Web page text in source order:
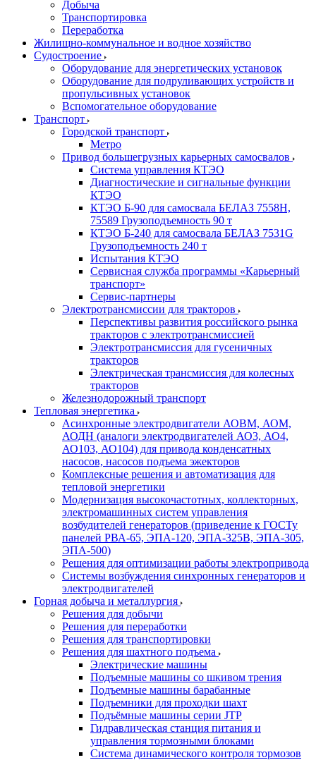
Добыча
Транспортировка
Переработка
Жилищно-коммунальное и водное хозяйство
Судостроение
Оборудование для энергетических установок
Оборудование для подруливающих устройств и
пропульсивных установок
Вспомогательное оборудование
Транспорт
Городской транспорт
Метро
Привод большегрузных карьерных самосвалов
Система управления КТЭО
Диагностические и сигнальные функции
КТЭО
КТЭО Б-90 для самосвала БЕЛАЗ 7558H,
75589 Грузоподъемность 90 т
КТЭО Б-240 для самосвала БЕЛАЗ 7531G
Грузоподъемность 240 т
Испытания КТЭО
Сервисная служба программы «Карьерный
транспорт»
Сервис-партнеры
Электротрансмиссии для тракторов
Перспективы развития российского рынка
тракторов с электротрансмиссией
Электротрансмиссия для гусеничных
тракторов
Электрическая трансмиссия для колесных
тракторов
Железнодорожный транспорт
Тепловая энергетика
Асинхронные электродвигатели АОВМ, АОМ,
АОДН (аналоги электродвигателей АО3, АО4,
АО103, АО104) для привода конденсатных
насосов, насосов подъема эжекторов
Комплексные решения и автоматизация для
тепловой энергетики
Модернизация высокочастотных, коллекторных,
электромашинных систем управления
возбудителей генераторов (приведение к ГОСТу
панелей РВА-65, ЭПА-120, ЭПА-325В, ЭПА-305,
ЭПА-500)
Решения для оптимизации работы электропривода
Системы возбуждения синхронных генераторов и
электродвигателей
Горная добыча и металлургия
Решения для добычи
Решения для переработки
Решения для транспортировки
Решения для шахтного подъема
Электрические машины
Подъемные машины со шкивом трения
Подъемные машины барабанные
Подъемники для проходки шахт
Подъёмные машины серии JTP
Гидравлическая станция питания и
управления тормозными блоками
Система динамического контроля тормозов